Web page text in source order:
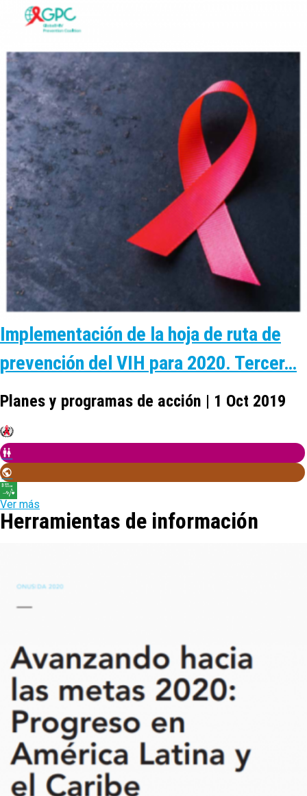
Implementación de la hoja de ruta de
prevención del VIH para 2020. Tercer…
Planes y programas de acción | 1 Oct 2019
Ver más
Herramientas de información